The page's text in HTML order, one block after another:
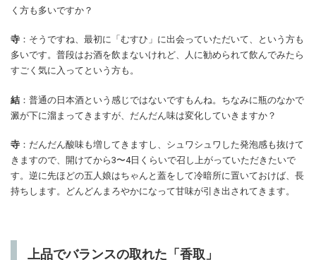
く方も多いですか？
寺 ：そうですね、最初に「むすひ」に出会っていただいて、という方も
多いです。普段はお酒を飲まないけれど、人に勧められて飲んでみたら
すごく気に入ってという方も。
結 ：普通の日本酒という感じではないですもんね。ちなみに瓶のなかで
澱が下に溜まってきますが、だんだん味は変化していきますか？
寺 ：だんだん酸味も増してきますし、シュワシュワした発泡感も抜けて
きますので、開けてから3〜4日くらいで召し上がっていただきたいで
す。逆に先ほどの五人娘はちゃんと蓋をして冷暗所に置いておけば、長
持ちします。どんどんまろやかになって甘味が引き出されてきます。
上品でバランスの取れた「香取」